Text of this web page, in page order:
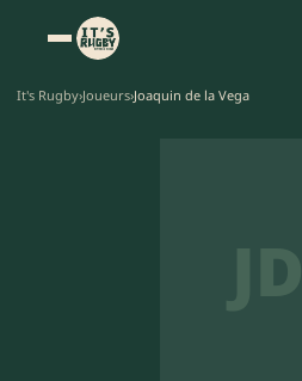
It's Rugby›Joueurs›Joaquin de la Vega
JD